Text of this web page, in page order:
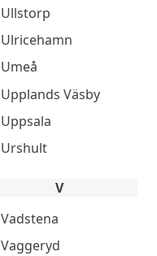
Ullstorp
Ulricehamn
Umeå
Upplands Väsby
Uppsala
Urshult
V
Vadstena
Vaggeryd